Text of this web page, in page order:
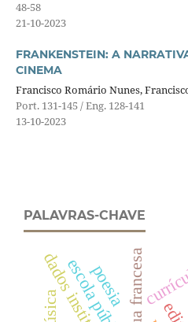
48-58
21-10-2023
FRANKENSTEIN: A
CINEMA
Francisco Romário Nunes,
Port. 131-145 / Eng. 128-141
13-10-2023
PALAVRAS-CHAVE
língua francesa
poesia